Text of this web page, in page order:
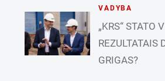
VADYBA
„KRS“ STATO
REZULTATAIS
GRIGAS?